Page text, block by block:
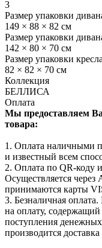
3
Размер упаковки
149 × 88 × 82 см
Размер упаковки
142 × 80 × 70 см
Размер упаковки кресла
82 × 82 × 70 см
Коллекция
БЕЛЛИСА
Оплата
Мы предоставляем
товара:
1. Оплата наличными
и известный всем
2. Оплата по QR-коду
Осуществляется
принимаются карты
3. Безналичная
на оплату,
поступления
производится